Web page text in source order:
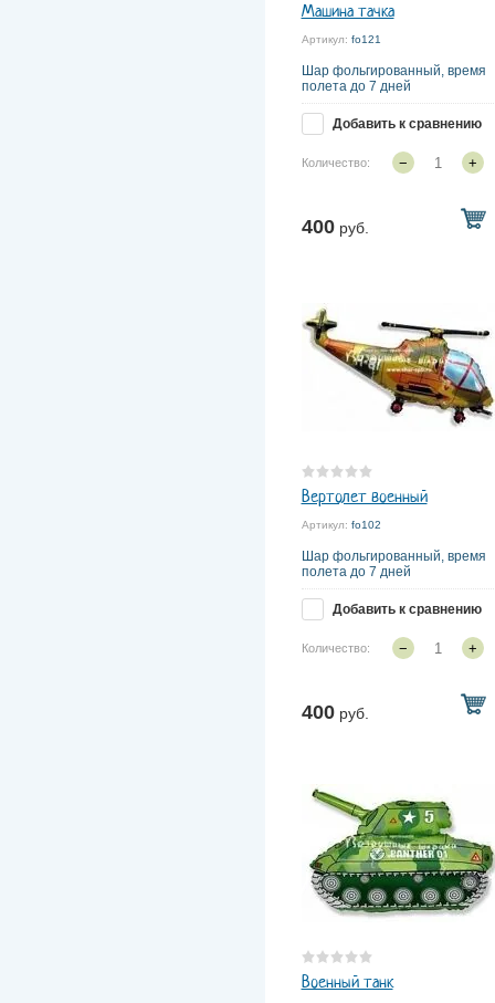
Машина тачка
Артикул: fo121
Шар фольгированный, время
полета до 7 дней
Добавить к сравнению
Количество: − +
400руб.
Вертолет военный
Артикул: fo102
Шар фольгированный, время
полета до 7 дней
Добавить к сравнению
Количество: − +
400руб.
Военный танк